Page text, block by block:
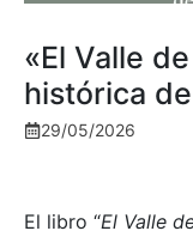
«El Valle
histórica
29/05/2026
El libro “El Valle